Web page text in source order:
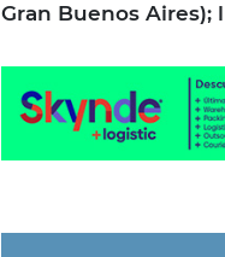
Gran Buenos